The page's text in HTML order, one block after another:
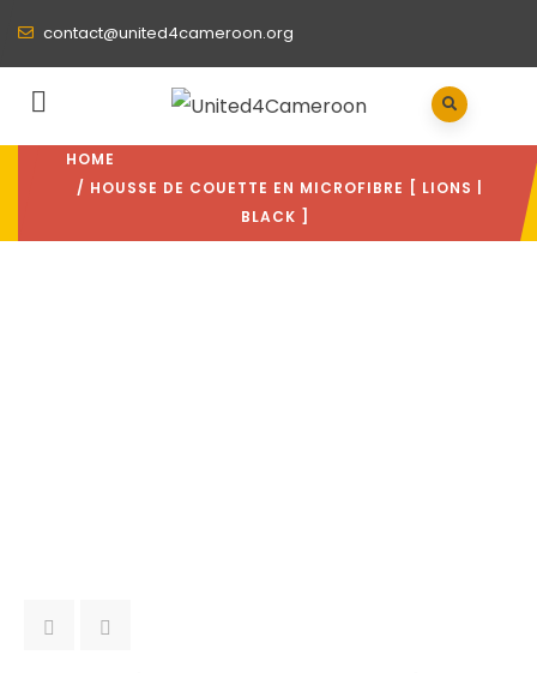
contact@united4cameroon.org
HOME
/ HOUSSE DE COUETTE EN MICROFIBRE [ LIONS |
BLACK ]